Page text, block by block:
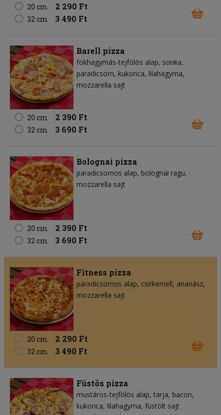
20 cm 2 290 Ft
32 cm 3 490 Ft
Barell pizza
fokhagymás-tejfölös alap sonka
paradicsom kukorica lilahagyma
mozzarella sajt
20 cm 2 390 Ft
32 cm 3 690 Ft
Bolognai pizza
paradicsomos alap bolognai ragu
mozzarella sajt
20 cm 2 390 Ft
32 cm 3 690 Ft
Fitness pizza
paradicsomos alap csirkemell ananász
mozzarella sajt
20 cm 2 290 Ft
32 cm 3 490 Ft
Füstös pizza
mustáros-tejfölös alap tarja bacon
kukorica lilahagyma füstölt sajt